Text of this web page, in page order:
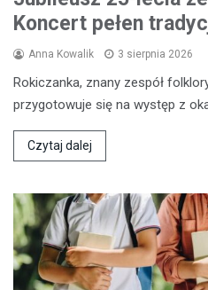
Koncert pełen
Anna Kowalik 3 sierpnia 2026
Rokiczanka, znany zespół
przygotowuje się na występ z
Czytaj dalej